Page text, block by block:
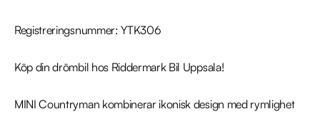
Registreringsnummer: YTK306
Köp din drömbil hos Riddermark Bil Uppsala!
MINI Countryman kombinerar ikonisk design med rymlighet